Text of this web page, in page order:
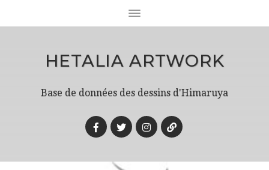
HETALIA ARTWORK
Base de données des dessins d'Himaruya